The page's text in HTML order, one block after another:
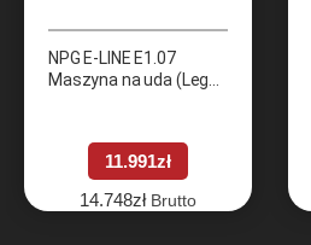
NPG E-LINE E1.07
Maszyna na uda (Leg
11.991zł
14.748zł Brutto